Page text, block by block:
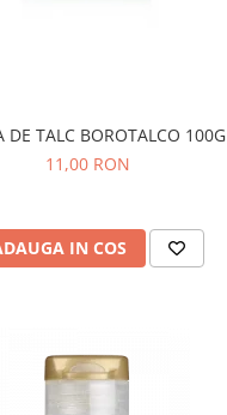
DE TALC BOROTALCO 100G
11,00 RON
IN COS